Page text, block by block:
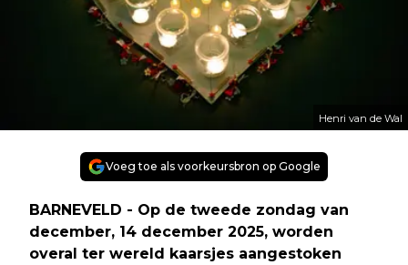
Henri van de Wal
Voeg toe als voorkeursbron op Google
BARNEVELD - Op de tweede zondag van
december, 14 december 2025, worden
overal ter wereld kaarsjes aangestoken